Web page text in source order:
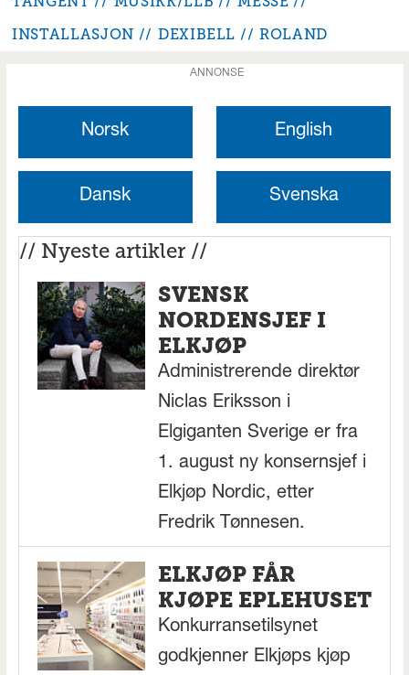
INSTALLASJON
DEXIBELL ROLAND
ANNONSE
Norsk English
Dansk Svenska
// Nyeste artikler //
SVENSK
NORDENSJEF I
ELKJØP
Administrerende direktør
Niclas Eriksson i
Elgiganten Sverige er fra
1. august ny konsernsjef i
Elkjøp Nordic, etter
Fredrik Tønnesen.
ELKJØP FÅR
KJØPE EPLEHUSET
Konkurransetilsynet
godkjenner Elkjøps kjøp